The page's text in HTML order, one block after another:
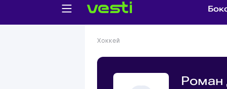
Хоккей
Роман